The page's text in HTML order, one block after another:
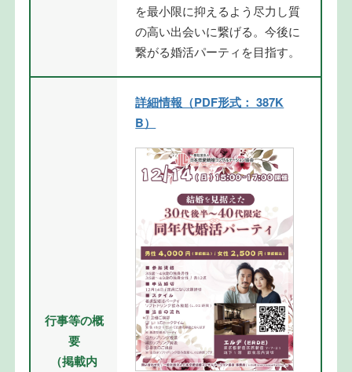
を最小限に抑えるよう尽力し質
の高い出会いに繋げる。今後に
繋がる婚活パーティを目指す。
行事等の概
要
（掲載内
詳細情報（PDF形式： 387K
B）